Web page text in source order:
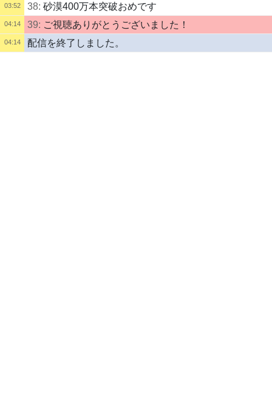
03:52 38: 砂漠400万本突破おめです
04:14 39: ご視聴ありがとうございました！
04:14 配信を終了しました。